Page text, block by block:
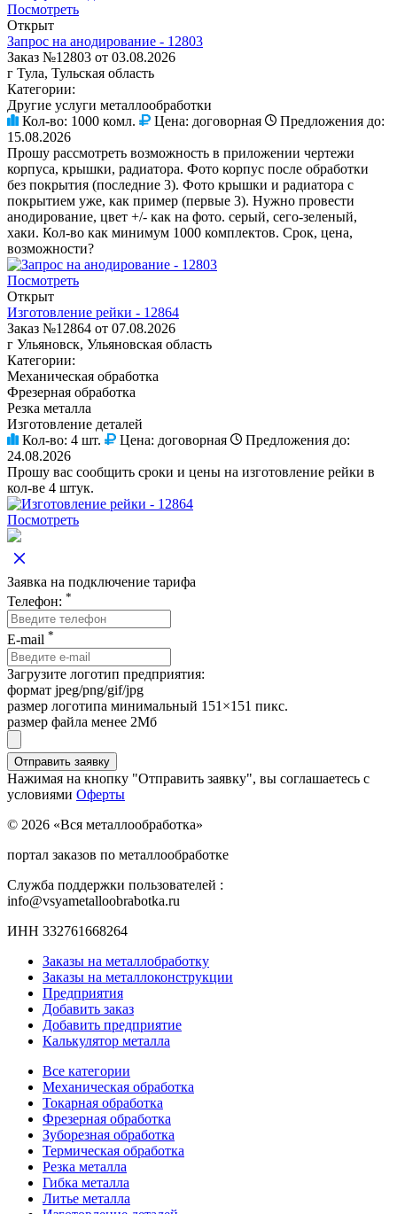
Посмотреть
Открыт
Запрос на анодирование - 12803
Заказ №12803 от 03.08.2026
г Тула, Тульская область
Категории:
Другие услуги металлообработки
Кол-во: 1000 комл. Цена: договорная
Предложения до:
15.08.2026
Прошу рассмотреть возможность в приложении чертежи
корпуса, крышки, радиатора. Фото корпус после обработки
без покрытия (последние 3). Фото крышки и радиатора с
покрытием уже, как пример (первые 3). Нужно провести
анодирование, цвет +/- как на фото. серый, сего-зеленый,
хаки. Кол-во как минимум 1000 комплектов. Срок, цена,
возможности?
Посмотреть
Открыт
Изготовление рейки - 12864
Заказ №12864 от 07.08.2026
г Ульяновск, Ульяновская область
Категории:
Механическая обработка
Фрезерная обработка
Резка металла
Изготовление деталей
Кол-во: 4 шт. Цена: договорная
Предложения до:
24.08.2026
Прошу вас сообщить сроки и цены на изготовление рейки в
кол-ве 4 штук.
Посмотреть
Заявка на подключение тарифа
Телефон: *
E-mail *
Загрузите логотип предприятия:
формат jpeg/png/gif/jpg
размер логотипа минимальный 151×151 пикс.
размер файла менее 2Мб
Нажимая на кнопку "Отправить заявку", вы соглашаетесь с
условиями Оферты
© 2026 «Вся металлообработка»
портал заказов по металлообработке
Служба поддержки пользователей :
info@vsyametalloobrabotka.ru
ИНН 332761668264
Заказы на металлобработку
Заказы на металлоконструкции
Предприятия
Добавить заказ
Добавить предприятие
Калькулятор металла
Все категории
Механическая обработка
Токарная обработка
Фрезерная обработка
Зуборезная обработка
Термическая обработка
Резка металла
Гибка металла
Литье металла